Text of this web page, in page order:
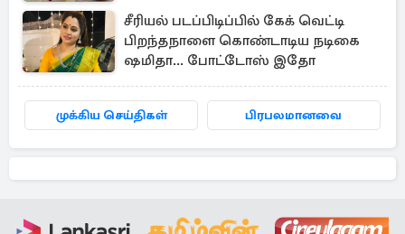
சீரியல் படப்பிடிப்பில் கேக் வெட்டி
பிறந்தநாளை கொண்டாடிய நடிகை
ஷமிதா... போட்டோஸ் இதோ
முக்கிய செய்திகள் பிரபலமானவை